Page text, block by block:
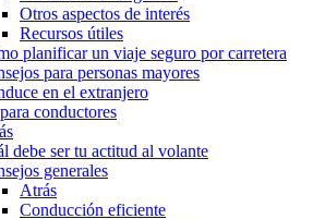
Otros aspectos de interés
Recursos útiles
planificar un viaje seguro por carretera
para personas mayores
en el extranjero
conductores
debe ser tu actitud al volante
generales
Atrás
Conducción eficiente